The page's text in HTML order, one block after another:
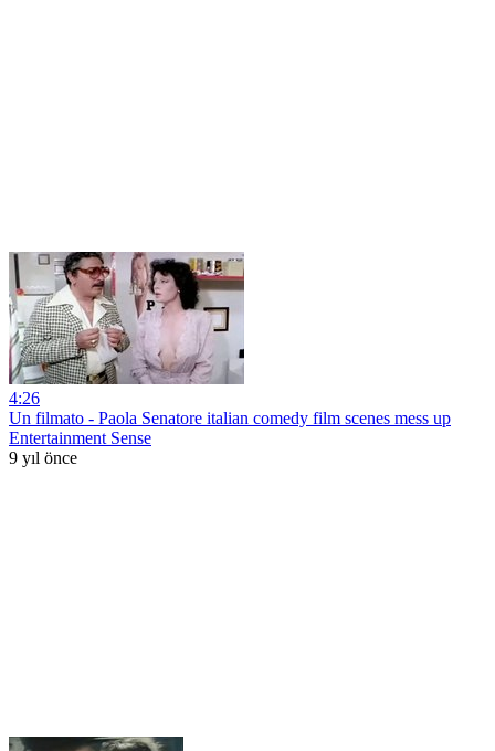
4:26
Un filmato - Paola Senatore italian comedy film scenes mess up
Entertainment Sense
9 yıl önce